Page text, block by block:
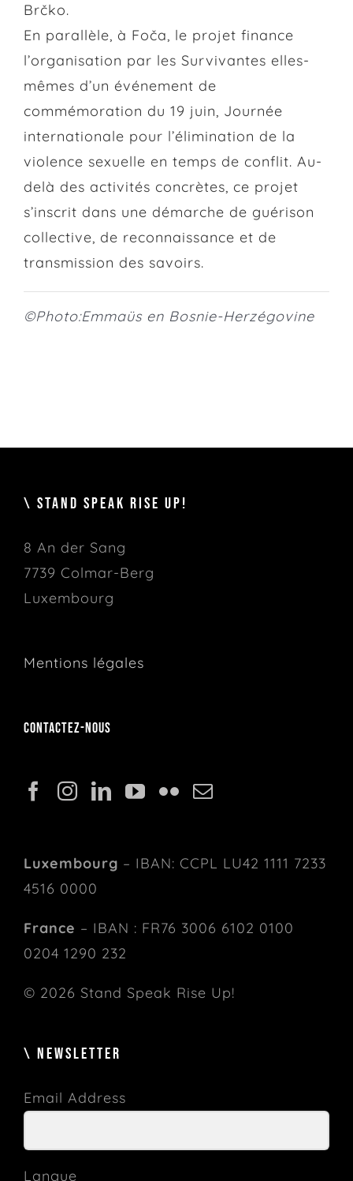
Brčko.
En parallèle, à Foča, le projet finance
l’organisation par les Survivantes elles-
mêmes d’un événement de
commémoration du 19 juin, Journée
internationale pour l’élimination de la
violence sexuelle en temps de conflit. Au-
delà des activités concrètes, ce projet
s’inscrit dans une démarche de guérison
collective, de reconnaissance et de
transmission des savoirs.
©Photo:Emmaüs en Bosnie-Herzégovine
\ STAND SPEAK RISE UP!
8 An der Sang
7739 Colmar-Berg
Luxembourg
Mentions légales
Contactez-nous
Luxembourg – IBAN: CCPL LU42 1111 7233
4516 0000
France – IBAN : FR76 3006 6102 0100
0204 1290 232
© 2026 Stand Speak Rise Up!
\ NEWSLETTER
Email Address
Langue